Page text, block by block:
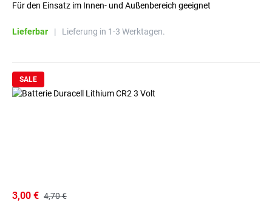
Für den Einsatz im Innen- und Außenbereich geeignet
Lieferbar | Lieferung in 1-3 Werktagen.
SALE
3,00 € 4,70 €